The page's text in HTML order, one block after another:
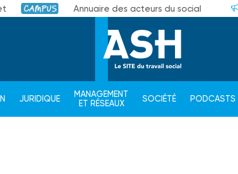
Campus Annuaire des acteurs du social
JURIDIQUE
MANAGEMENT
ET RÉSEAUX
SOCIÉTÉ PODCASTS